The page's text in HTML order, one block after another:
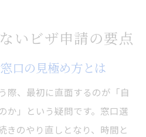
いビザ申請の要点
口の見極め方とは
際、最初に直面するのが「自
か」という疑問です。窓口選
きのやり直しとなり、時間と